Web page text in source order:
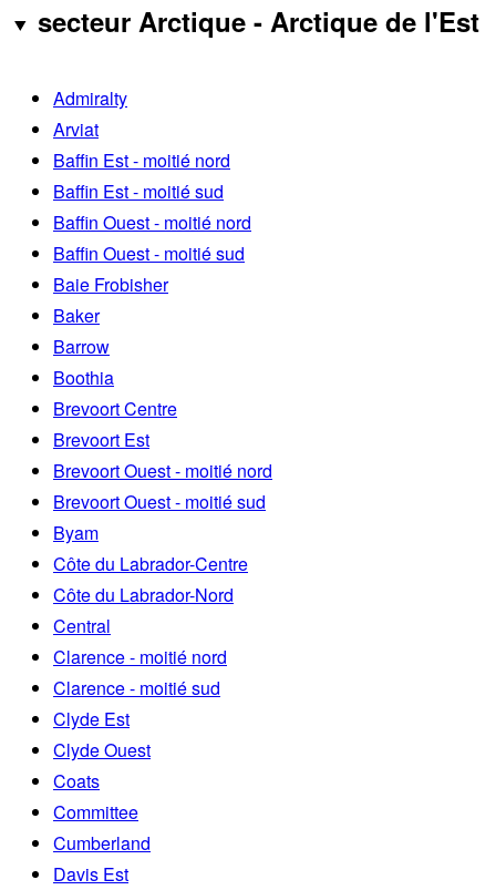
secteur Arctique - Arctique de l'Est
Admiralty
Arviat
Baffin Est - moitié nord
Baffin Est - moitié sud
Baffin Ouest - moitié nord
Baffin Ouest - moitié sud
Baie Frobisher
Baker
Barrow
Boothia
Brevoort Centre
Brevoort Est
Brevoort Ouest - moitié nord
Brevoort Ouest - moitié sud
Byam
Côte du Labrador-Centre
Côte du Labrador-Nord
Central
Clarence - moitié nord
Clarence - moitié sud
Clyde Est
Clyde Ouest
Coats
Committee
Cumberland
Davis Est